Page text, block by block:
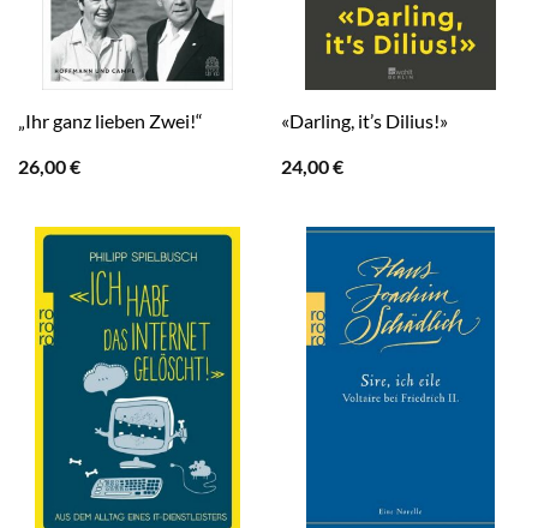
„Ihr ganz lieben Zwei!“
26,00€
«Darling, it’s Dilius!»
24,00€